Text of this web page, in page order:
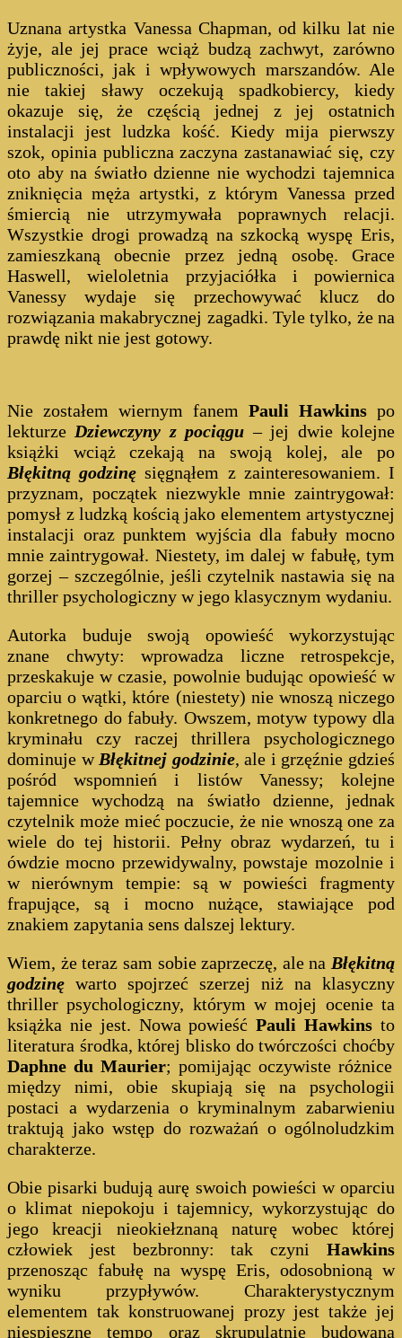
Uznana artystka Vanessa Chapman, od kilku lat nie
żyje, ale jej prace wciąż budzą zachwyt, zarówno
publiczności, jak i wpływowych marszandów. Ale
nie takiej sławy oczekują spadkobiercy, kiedy
okazuje się, że częścią jednej z jej ostatnich
instalacji jest ludzka kość. Kiedy mija pierwszy
szok, opinia publiczna zaczyna zastanawiać się, czy
oto aby na światło dzienne nie wychodzi tajemnica
zniknięcia męża artystki, z którym Vanessa przed
śmiercią nie utrzymywała poprawnych relacji.
Wszystkie drogi prowadzą na szkocką wyspę Eris,
zamieszkaną obecnie przez jedną osobę. Grace
Haswell, wieloletnia przyjaciółka i powiernica
Vanessy wydaje się przechowywać klucz do
rozwiązania makabrycznej zagadki. Tyle tylko, że na
prawdę nikt nie jest gotowy.
Nie zostałem wiernym fanem Pauli Hawkins po
lekturze Dziewczyny z pociągu – jej dwie kolejne
książki wciąż czekają na swoją kolej, ale po
Błękitną godzinę sięgnąłem z zainteresowaniem. I
przyznam, początek niezwykle mnie zaintrygował:
pomysł z ludzką kością jako elementem artystycznej
instalacji oraz punktem wyjścia dla fabuły mocno
mnie zaintrygował. Niestety, im dalej w fabułę, tym
gorzej – szczególnie, jeśli czytelnik nastawia się na
thriller psychologiczny w jego klasycznym wydaniu.
Autorka buduje swoją opowieść wykorzystując
znane chwyty: wprowadza liczne retrospekcje,
przeskakuje w czasie, powolnie budując opowieść w
oparciu o wątki, które (niestety) nie wnoszą niczego
konkretnego do fabuły. Owszem, motyw typowy dla
kryminału czy raczej thrillera psychologicznego
dominuje w Błękitnej godzinie, ale i grzęźnie gdzieś
pośród wspomnień i listów Vanessy; kolejne
tajemnice wychodzą na światło dzienne, jednak
czytelnik może mieć poczucie, że nie wnoszą one za
wiele do tej historii. Pełny obraz wydarzeń, tu i
ówdzie mocno przewidywalny, powstaje mozolnie i
w nierównym tempie: są w powieści fragmenty
frapujące, są i mocno nużące, stawiające pod
znakiem zapytania sens dalszej lektury.
Wiem, że teraz sam sobie zaprzeczę, ale na Błękitną
godzinę warto spojrzeć szerzej niż na klasyczny
thriller psychologiczny, którym w mojej ocenie ta
książka nie jest. Nowa powieśćPauli Hawkinsto
literatura środka, której blisko do twórczości choćby
Daphne du Maurier; pomijając oczywiste różnice
między nimi, obie skupiają się na psychologii
postaci a wydarzenia o kryminalnym zabarwieniu
traktują jako wstęp do rozważań o ogólnoludzkim
charakterze.
Obie pisarki budują aurę swoich powieści w oparciu
o klimat niepokoju i tajemnicy, wykorzystując do
jego kreacji nieokiełznaną naturę wobec której
człowiek jest bezbronny: tak czyni Hawkins
przenosząc fabułę na wyspę Eris, odosobnioną w
wyniku przypływów. Charakterystycznym
elementem tak konstruowanej prozy jest także jej
niespieszne tempo oraz skrupulatnie budowana